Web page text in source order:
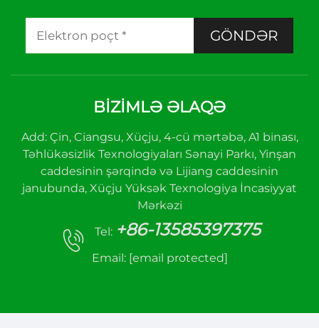
GÖNDƏR
BIZIMLƏ ƏLAQƏ
Add: Çin, Ciangsu, Xüçju, 4-cü mərtəbə, A1 binası,
Təhlükəsizlik Texnologiyaları Sənayi Parkı, Yinşan
caddesinin şərqində və Lijiang caddesinin
janubunda, Xüçju Yüksək Texnologiya İncasiyyat
Mərkəzi
Tel: +86-13585397375
Email: [email protected]